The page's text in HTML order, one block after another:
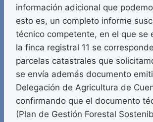
información adicional que
esto es, un completo informe
técnico competente, en el que se
la finca registral 11 se
parcelas catastrales que
se envía además documento
Delegación de Agricultura de
confirmando que el documento
(Plan de Gestión Forestal